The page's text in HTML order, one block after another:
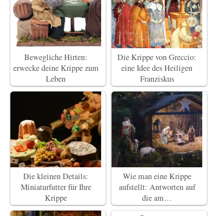
Bewegliche Hirten:
erwecke deine Krippe zum
Leben
Die Krippe von Greccio:
eine Idee des Heiligen
Franziskus
Die kleinen Details:
Miniaturfutter für Ihre
Krippe
Wie man eine Krippe
aufstellt: Antworten auf
die am…